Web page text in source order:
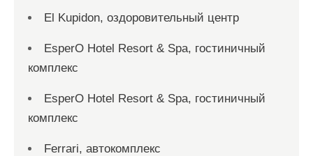
El Kupidon, оздоровительный центр
EsperO Hotel Resort & Spa, гостиничный
комплекс
EsperO Hotel Resort & Spa, гостиничный
комплекс
Ferrari, автокомплекс